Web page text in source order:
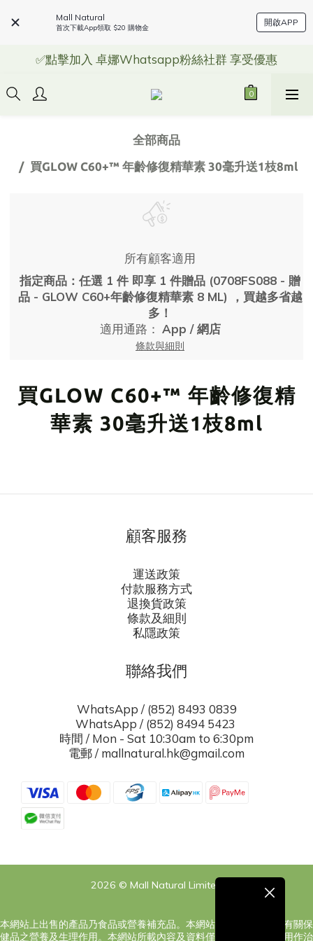
Mall Natural
首次下載App領取 $20 購物金
開啟APP
✅點擊加入 卓娜Whatsapp粉絲社群 享受優惠
全部商品
買GLOW C60+™ 年齡修復精華素 30毫升送1枝8ml
所有顧客適用
指定商品：任選 1 件 即享 1 件贈品 (0708FS088 - 贈
品 - GLOW C60+年齡修復精華素 8 ML) ，買越多省越
多！
適用通路： App / 網店
條款與細則
買GLOW C60+™ 年齡修復精
華素 30毫升送1枝8ml
顧客服務
運送政策
付款服務方式
退換貨政策
條款及細則
私隱政策
聯絡我們
WhatsApp / (852) 8493 0839
WhatsApp / (852) 8494 5423
時間 / Mon - Sat 10:30am to 6:30pm
電郵 / mallnatural.hk@gmail.com
2026 © Mall Natural Limited
本網站上出售的產品乃食品或營養補充品。本網站之內容旨在告知有關保
健品之營養及生理作用。本網站所載內容及資料僅供參考，絕對非用作治